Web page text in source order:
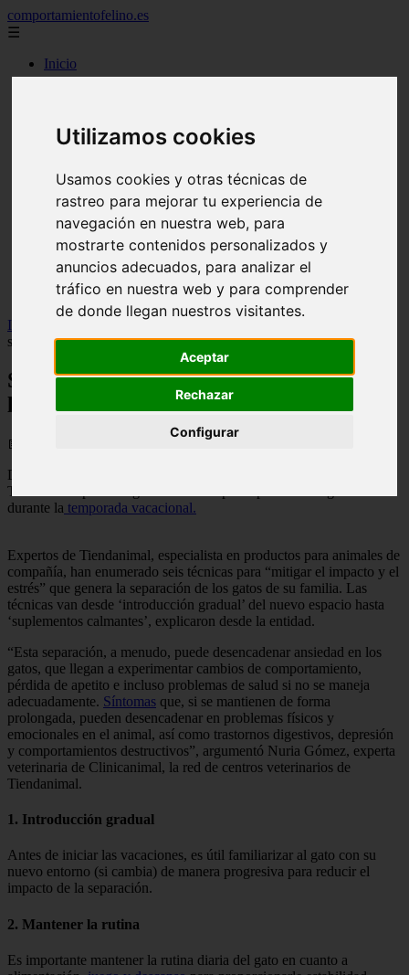
Utilizamos cookies
Usamos cookies y otras técnicas de
rastreo para mejorar tu experiencia de
navegación en nuestra web, para
mostrarte contenidos personalizados y
anuncios adecuados, para analizar el
tráfico en nuestra web y para comprender
de donde llegan nuestros visitantes.
Aceptar
Rechazar
Configurar
comportamientofelino.es
☰
Inicio
zona pro
protagonistas
actualidad
acuariofilia
articulos
canal tv
nombres para gatos
novedades
tablon de anuncios
uncategorized
zona pro
Inicio
Seis técnicas para ayudar a los gatos con la
separación durante las vacaciones
Seis técnicas para ayudar a los gatos con
la separación durante las vacaciones
📅 05/06/2025
Descubre las seis técnicas recomendadas por expertos de
Tiendanimal para mitigar la ansiedad por separación en gatos
durante la temporada vacacional.
Expertos de Tiendanimal, especialista en productos para animales de
compañía, han enumerado seis técnicas para “mitigar el impacto y el
estrés” que genera la separación de los gatos de su familia. Las
técnicas van desde ‘introducción gradual’ del nuevo espacio hasta
‘suplementos calmantes’, explicaron desde la entidad.
“Esta separación, a menudo, puede desencadenar ansiedad en los
gatos, que llegan a experimentar cambios de comportamiento,
pérdida de apetito e incluso problemas de salud si no se maneja
adecuadamente. Síntomas que, si se mantienen de forma
prolongada, pueden desencadenar en problemas físicos y
emocionales en el animal, así como trastornos digestivos, depresión
y comportamientos destructivos”, argumentó Nuria Gómez, experta
veterinaria de Clinicanimal, la red de centros veterinarios de
Tiendanimal.
1. Introducción gradual
Antes de iniciar las vacaciones, es útil familiarizar al gato con su
nuevo entorno (si cambia) de manera progresiva para reducir el
impacto de la separación.
2. Mantener la rutina
Es importante mantener la rutina diaria del gato en cuanto a